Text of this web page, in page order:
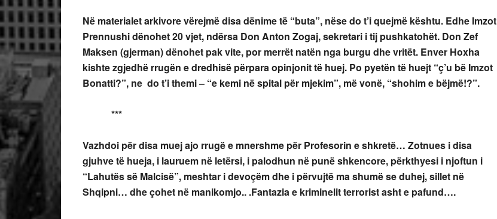
Në materialet arkivore vërejmë disa dënime të “buta”, nëse do t’i quejmë kështu. Edhe Imzot
Prennushi dënohet 20 vjet, ndërsa Don Anton Zogaj, sekretari i tij pushkatohët. Don Zef
Maksen (gjerman) dënohet pak vite, por merrët natën nga burgu dhe vritët. Enver Hoxha
kishte zgjedhë rrugën e dredhisë përpara opinjonit të huej. Po pyetën të huejt “ç’u bë Imzot
Bonatti?”, ne do t’i themi – “e kemi në spital për mjekim”, më vonë, “shohim e bëjmë!?”.
***
Vazhdoi për disa muej ajo rrugë e mnershme për Profesorin e shkretë… Zotnues i disa
gjuhve të hueja, i lauruem në letërsi, i palodhun në punë shkencore, përkthyesi i njoftun i
“Lahutës së Malcisë”, meshtar i devoçëm dhe i përvujtë ma shumë se duhej, sillet në
Shqipni… dhe çohet në manikomjo.. .Fantazia e kriminelit terrorist asht e pafund….